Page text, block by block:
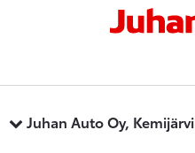
Juhan Auto Oy, Kemijärvi